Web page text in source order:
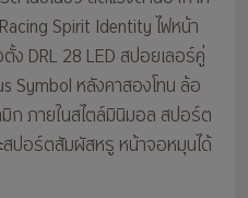
Spirit Identity ไฟหน้า
ง DRL 28 LED สปอยเลอร์คู่
Symbol หลังคาสองโทน ล้อ
มิก ภายในสไตล์มินิมอล สปอร์ต
สปอร์ตสัมผัสหรู หน้าจอหมุนได้